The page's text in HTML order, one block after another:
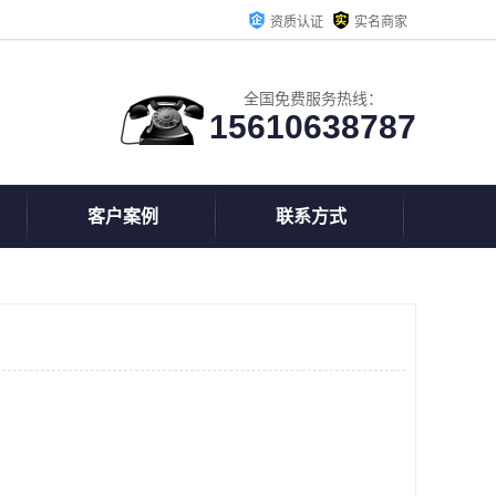
资质认证 实名商家
全国免费服务热线：
15610638787
客户案例 联系方式